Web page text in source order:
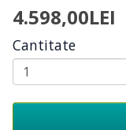
4.598,00LEI
Cantitate